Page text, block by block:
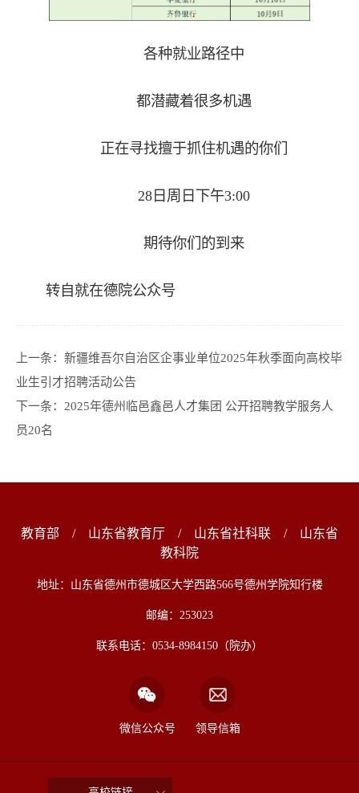
各种就业路径中
都潜藏着很多机遇
正在寻找擅于抓住机遇的你们
28日周日下午3:00
期待你们的到来
转自就在德院公众号
上一条： 新疆维吾尔自治区企事业单位2025年秋季面向高校毕
业生引才招聘活动公告
下一条： 2025年德州临邑鑫邑人才集团 公开招聘教学服务人
员20名
教育部 / 山东省教育厅 / 山东省社科联 /
山东省
教科院
地址：山东省德州市德城区大学西路566号德州学院知行楼
邮编：253023
联系电话：0534-8984150（院办）
微信公众号 领导信箱